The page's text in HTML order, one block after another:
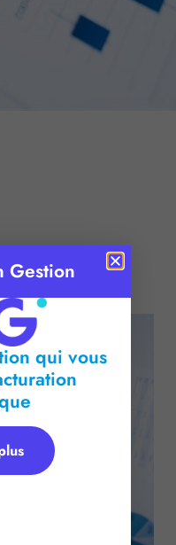
2016
: 2 minutes
Gestion
qui vous